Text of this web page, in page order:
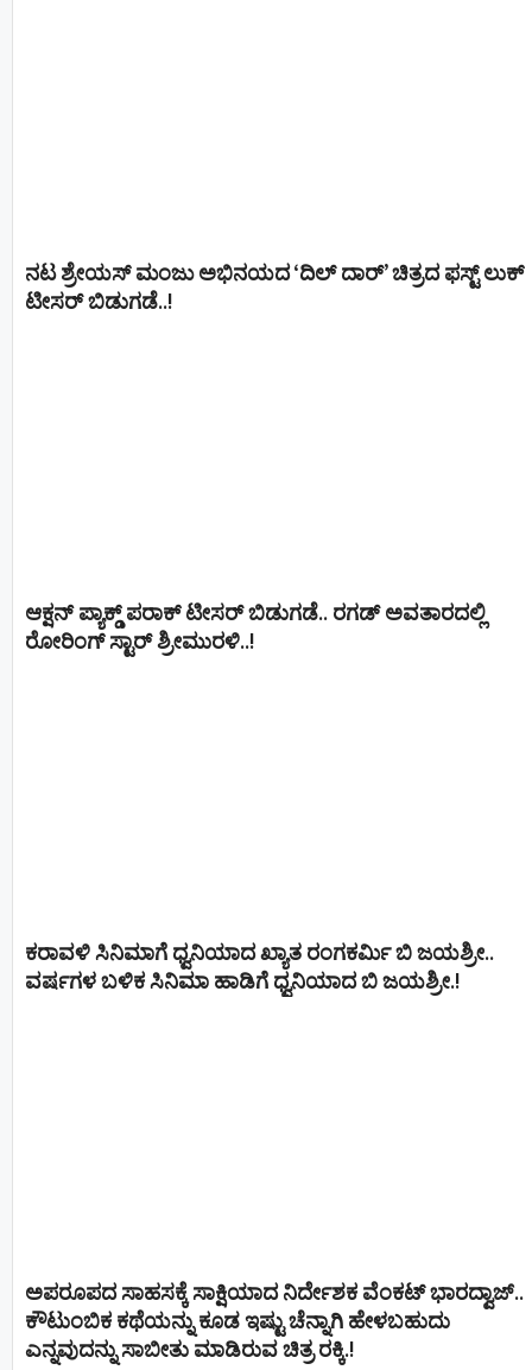
ನಟ ಶ್ರೇಯಸ್ ಮಂಜು ಅಭಿನಯದ ‘ದಿಲ್ ದಾರ್’ ಚಿತ್ರದ ಫಸ್ಟ್ ಲುಕ್
ಟೀಸರ್ ಬಿಡುಗಡೆ..!
ಆಕ್ಷನ್ ಪ್ಯಾಕ್ಡ್ ಪರಾಕ್ ಟೀಸರ್ ಬಿಡುಗಡೆ.. ರಗಡ್ ಅವತಾರದಲ್ಲಿ
ರೋರಿಂಗ್ ಸ್ಟಾರ್ ಶ್ರೀಮುರಳಿ..!
ಕರಾವಳಿ ಸಿನಿಮಾಗೆ ಧ್ವನಿಯಾದ ಖ್ಯಾತ ರಂಗಕರ್ಮಿ ಬಿ ಜಯಶ್ರೀ..
ವರ್ಷಗಳ ಬಳಿಕ ಸಿನಿಮಾ ಹಾಡಿಗೆ ಧ್ವನಿಯಾದ ಬಿ ಜಯಶ್ರೀ.!
ಅಪರೂಪದ ಸಾಹಸಕ್ಕೆ ಸಾಕ್ಷಿಯಾದ ನಿರ್ದೇಶಕ ವೆಂಕಟ್ ಭಾರದ್ವಾಜ್..
ಕೌಟುಂಬಿಕ ಕಥೆಯನ್ನು ಕೂಡ ಇಷ್ಟು ಚೆನ್ನಾಗಿ ಹೇಳಬಹುದು
ಎನ್ನವುದನ್ನು ಸಾಬೀತು ಮಾಡಿರುವ ಚಿತ್ರ ರಕ್ಕಿ.!